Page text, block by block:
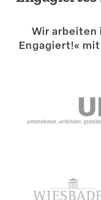
Wir arbeiten
Engagiert!«